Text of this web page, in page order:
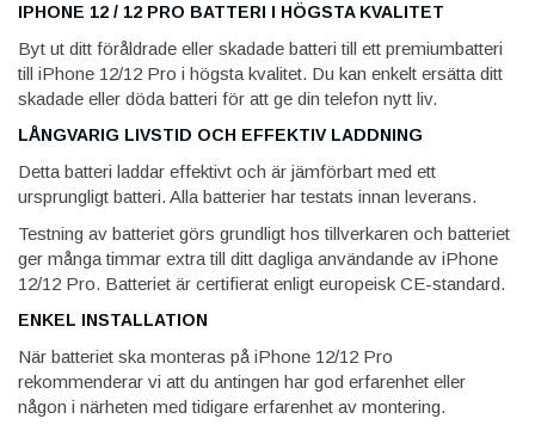
IPHONE 12 / 12 PRO BATTERI I HÖGSTA KVALITET
Byt ut ditt föråldrade eller skadade batteri till ett premiumbatteri
till iPhone 12/12 Pro i högsta kvalitet. Du kan enkelt ersätta ditt
skadade eller döda batteri för att ge din telefon nytt liv.
LÅNGVARIG LIVSTID OCH EFFEKTIV LADDNING
Detta batteri laddar effektivt och är jämförbart med ett
ursprungligt batteri. Alla batterier har testats innan leverans.
Testning av batteriet görs grundligt hos tillverkaren och batteriet
ger många timmar extra till ditt dagliga användande av iPhone
12/12 Pro. Batteriet är certifierat enligt europeisk CE-standard.
ENKEL INSTALLATION
När batteriet ska monteras på iPhone 12/12 Pro
rekommenderar vi att du antingen har god erfarenhet eller
någon i närheten med tidigare erfarenhet av montering.